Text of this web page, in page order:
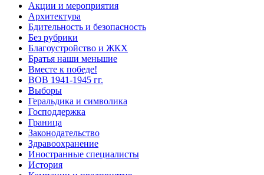
Акции и мероприятия
Архитектура
Бдительность и безопасность
Без рубрики
Благоустройство и ЖКХ
Братья наши меньшие
Вместе к победе!
ВОВ 1941-1945 гг.
Выборы
Геральдика и символика
Господдержка
Граница
Законодательство
Здравоохранение
Иностранные специалисты
История